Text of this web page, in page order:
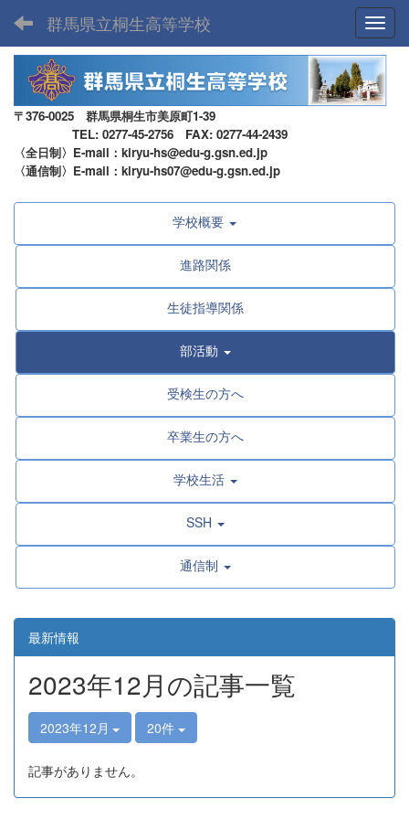
群馬県立桐生高等学校
〒376-0025 群馬県桐生市美原町1-39
TEL: 0277-45-2756 FAX: 0277-44-2439
〈全日制〉E-mail：kiryu-hs@edu-g.gsn.ed.jp
〈通信制〉E-mail：kiryu-hs07@edu-g.gsn.ed.jp
学校概要
進路関係
生徒指導関係
部活動
受検生の方へ
卒業生の方へ
学校生活
SSH
通信制
最新情報
2023年12月の記事一覧
2023年12月 20件
記事がありません。